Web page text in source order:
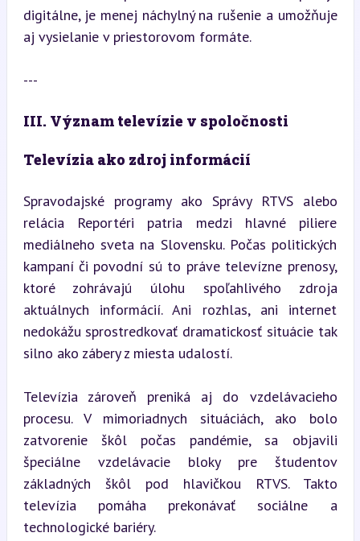
digitálne, je menej náchylný na rušenie a umožňuje
aj vysielanie v priestorovom formáte.
---
III. Význam televízie v spoločnosti
Televízia ako zdroj informácií
Spravodajské programy ako Správy RTVS alebo
relácia Reportéri patria medzi hlavné piliere
mediálneho sveta na Slovensku. Počas politických
kampaní či povodní sú to práve televízne prenosy,
ktoré zohrávajú úlohu spoľahlivého zdroja
aktuálnych informácií. Ani rozhlas, ani internet
nedokážu sprostredkovať dramatickosť situácie tak
silno ako zábery z miesta udalostí.
Televízia zároveň preniká aj do vzdelávacieho
procesu. V mimoriadnych situáciách, ako bolo
zatvorenie škôl počas pandémie, sa objavili
špeciálne vzdelávacie bloky pre študentov
základných škôl pod hlavičkou RTVS. Takto
televízia pomáha prekonávať sociálne a
technologické bariéry.